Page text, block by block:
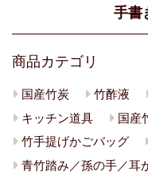
手書
商品カテゴリ
国産竹炭 竹酢液
キッチン道具
国産
竹手提げかごバッグ
青竹踏み／孫の手／耳